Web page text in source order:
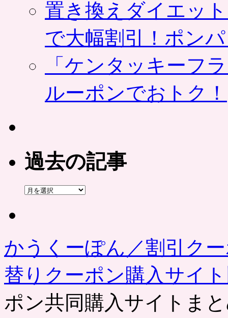
置き換えダイエッ
で大幅割引！ポン
「ケンタッキーフ
ルーポンでおトク！
過去の記事
過
かうくーぽん／割引ク
替りクーポン購入サイ
ポン共同購入サイトま